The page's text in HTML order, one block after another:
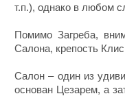
т.п.), однако в любом
Помимо Загреба,
Салона, крепость
Салон – один из
основан Цезарем, а